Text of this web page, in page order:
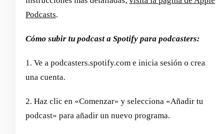
Podcasts.
Cómo subir tu podcast a Spotify para podcasters:
1. Ve a podcasters.spotify.com e inicia sesión o crea
una cuenta.
2. Haz clic en «Comenzar» y selecciona «Añadir tu
podcast» para añadir un nuevo programa.